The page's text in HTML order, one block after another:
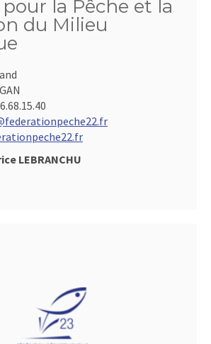
la Pêche et la
du Milieu
LEBRANCHU